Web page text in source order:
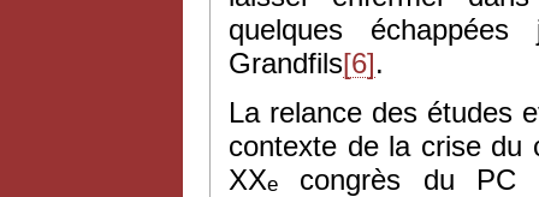
quelques
Grandfils[6].
La relance des études
contexte de la crise du
XXe
congrès du PC